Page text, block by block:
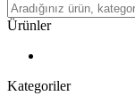
Ürünler
Kategoriler